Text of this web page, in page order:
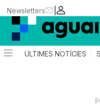
|
Newsletters
ÚLTIMES NOTÍCIES